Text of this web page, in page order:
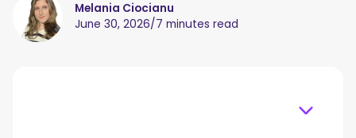
Melania Ciocianu
June 30, 2026/7 minutes read